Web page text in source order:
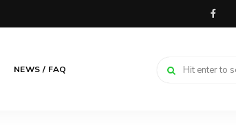
NEWS / FAQ